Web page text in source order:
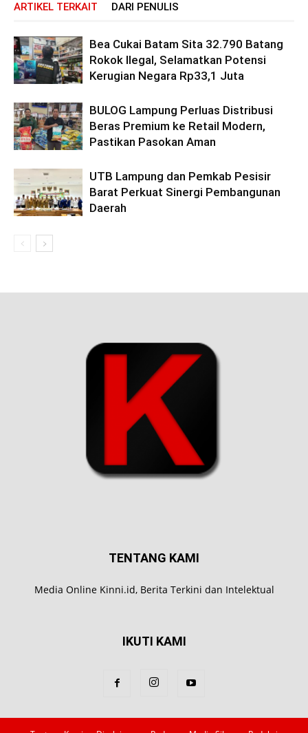
ARTIKEL TERKAIT DARI PENULIS
Bea Cukai Batam Sita 32.790 Batang
Rokok Ilegal, Selamatkan Potensi
Kerugian Negara Rp33,1 Juta
BULOG Lampung Perluas Distribusi
Beras Premium ke Retail Modern,
Pastikan Pasokan Aman
UTB Lampung dan Pemkab Pesisir
Barat Perkuat Sinergi Pembangunan
Daerah
TENTANG KAMI
Media Online Kinni.id, Berita Terkini dan Intelektual
IKUTI KAMI